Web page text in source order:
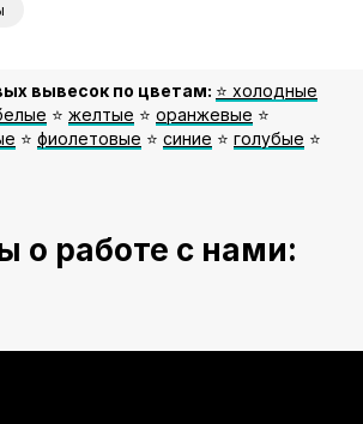
вывесок по цветам: ⭐️ холодные
⭐️ желтые ⭐️ оранжевые ⭐️
⭐️ фиолетовые ⭐️ синие ⭐️ голубые ⭐️
о работе с нами: